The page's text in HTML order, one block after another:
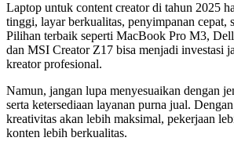
Laptop untuk content creator di tahun 2025
tinggi, layar berkualitas, penyimpanan cepat,
Pilihan terbaik seperti MacBook Pro M3,
dan MSI Creator Z17 bisa menjadi investasi
kreator profesional.
Namun, jangan lupa menyesuaikan dengan
serta ketersediaan layanan purna jual.
kreativitas akan lebih maksimal, pekerjaan
konten lebih berkualitas.